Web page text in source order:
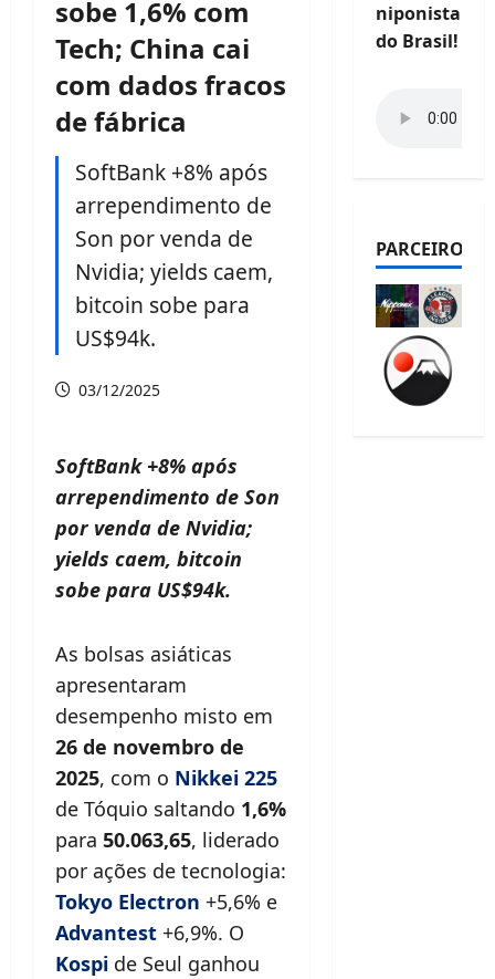
sobe 1,6% com
Tech; China cai
com dados fracos
de fábrica
SoftBank +8% após
arrependimento de
Son por venda de
Nvidia; yields caem,
bitcoin sobe para
US$94k.
03/12/2025
SoftBank +8% após
arrependimento de Son
por venda de Nvidia;
yields caem, bitcoin
sobe para US$94k.
As bolsas asiáticas
apresentaram
desempenho misto em
26 de novembro de
2025, com o Nikkei 225
de Tóquio saltando 1,6%
para 50.063,65, liderado
por ações de tecnologia:
Tokyo Electron +5,6% e
Advantest +6,9%. O
Kospi de Seul ganhou
niponista
do Brasil!
PARCEIROS